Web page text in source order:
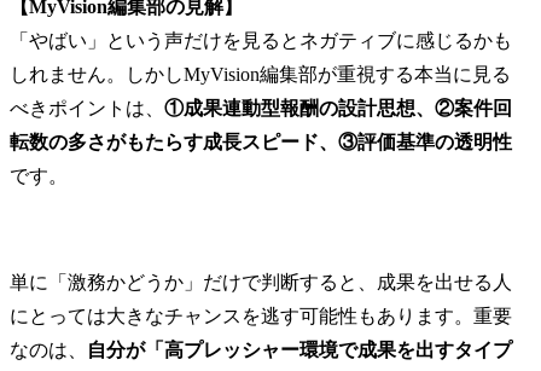
【MyVision編集部の見解】
「やばい」という声だけを見るとネガティブに感じるかも
しれません。しかしMyVision編集部が重視する本当に見る
べきポイントは、 ①成果連動型報酬の設計思想、②案件回
転数の多さがもたらす成長スピード、③評価基準の透明性
です。
単に「激務かどうか」だけで判断すると、成果を出せる人
にとっては大きなチャンスを逃す可能性もあります。重要
なのは、
自分が「高プレッシャー環境で成果を出すタイプ